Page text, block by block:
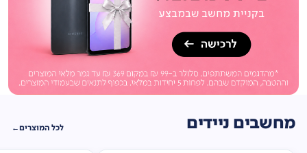
מחשבים ניידים לכל המוצרים